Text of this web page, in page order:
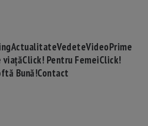
ActualitateVedeteVideoPrime
Click! Pentru FemeiClick!
Bună!Contact